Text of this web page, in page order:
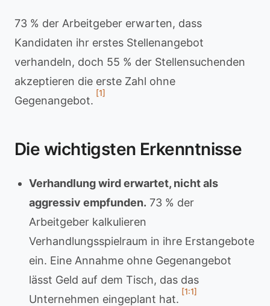
73 % der Arbeitgeber erwarten, dass
Kandidaten ihr erstes Stellenangebot
verhandeln, doch 55 % der Stellensuchenden
akzeptieren die erste Zahl ohne
Gegenangebot.
[1]
Die wichtigsten Erkenntnisse
Verhandlung wird erwartet, nicht als
aggressiv empfunden. 73 % der
Arbeitgeber kalkulieren
Verhandlungsspielraum in ihre Erstangebote
ein. Eine Annahme ohne Gegenangebot
lässt Geld auf dem Tisch, das das
Unternehmen eingeplant hat.
[1:1]